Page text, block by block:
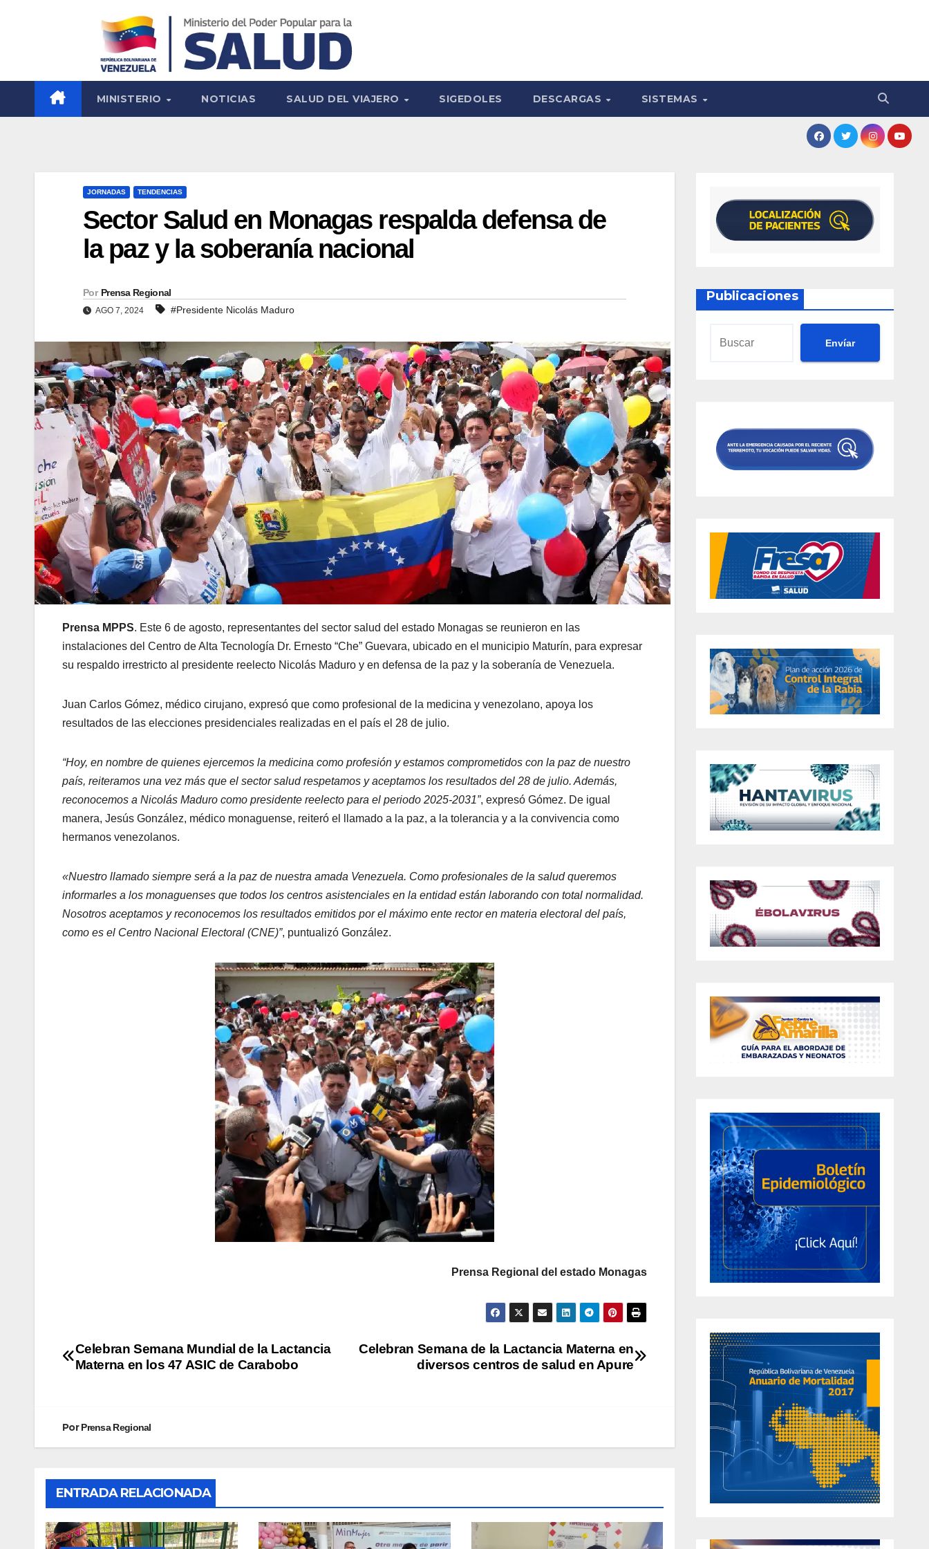
MINISTERIO NOTICIAS SALUD DEL VIAJERO SIGEDOLES DESCARGAS SISTEMAS
JORNADAS TENDENCIAS
Sector Salud en Monagas respalda defensa de
la paz y la soberanía nacional
Por Prensa Regional
AGO 7, 2024 #Presidente Nicolás Maduro
Prensa MPPS. Este 6 de agosto, representantes del sector salud del estado Monagas se reunieron en las
instalaciones del Centro de Alta Tecnología Dr. Ernesto “Che” Guevara, ubicado en el municipio Maturín, para expresar
su respaldo irrestricto al presidente reelecto Nicolás Maduro y en defensa de la paz y la soberanía de Venezuela.
Juan Carlos Gómez, médico cirujano, expresó que como profesional de la medicina y venezolano, apoya los
resultados de las elecciones presidenciales realizadas en el país el 28 de julio.
“Hoy, en nombre de quienes ejercemos la medicina como profesión y estamos comprometidos con la paz de nuestro
país, reiteramos una vez más que el sector salud respetamos y aceptamos los resultados del 28 de julio. Además,
reconocemos a Nicolás Maduro como presidente reelecto para el periodo 2025-2031”, expresó Gómez. De igual
manera, Jesús González, médico monaguense, reiteró el llamado a la paz, a la tolerancia y a la convivencia como
hermanos venezolanos.
«Nuestro llamado siempre será a la paz de nuestra amada Venezuela. Como profesionales de la salud queremos
informarles a los monaguenses que todos los centros asistenciales en la entidad están laborando con total normalidad.
Nosotros aceptamos y reconocemos los resultados emitidos por el máximo ente rector en materia electoral del país,
como es el Centro Nacional Electoral (CNE)”, puntualizó González.
Prensa Regional del estado Monagas
Celebran Semana de la Lactancia Materna en
diversos centros de salud en Apure
Celebran Semana Mundial de la Lactancia
Materna en los 47 ASIC de Carabobo
PorPrensa Regional
ENTRADA RELACIONADA
Publicaciones
Envíar